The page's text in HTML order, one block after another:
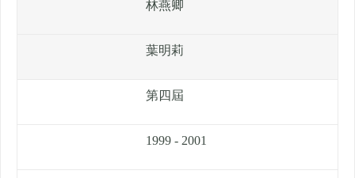
林燕卿
葉明莉
第四屆
1999 - 2001